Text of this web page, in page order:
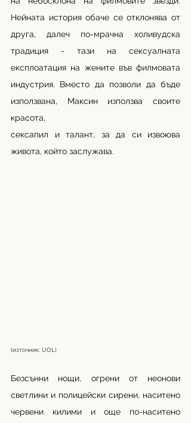
Нейната история обаче се отклонява от
друга, далеч по-мрачна холивудска
традиция - тази на сексуалната
експлоатация на жените във филмовата
индустрия. Вместо да позволи да бъде
използвана, Максин използва своите
красота,
сексапил и талант, за да си извоюва
живота, който заслужава.
(източник: UOL)
Безсънни нощи, огрени от неонови
светлини и полицейски сирени, наситено
червени килими и още по-наситено